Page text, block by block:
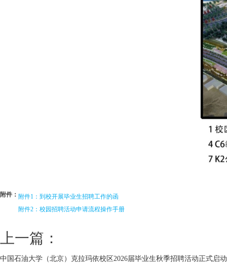
附件： 附件1：到校开展毕业生招聘工作的函
附件2：校园招聘活动申请流程操作手册
上一篇：
中国石油大学（北京）克拉玛依校区2026届毕业生秋季招聘活动正式启动